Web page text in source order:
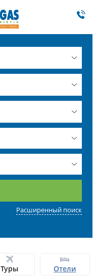
Расширенный поиск
Туры Отели